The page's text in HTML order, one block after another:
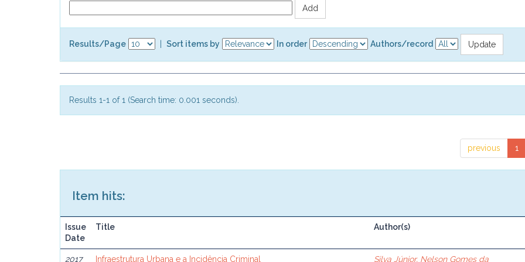
Results/Page Sort items by In order Authors/record
Results 1-1 of 1 (Search time: 0.001 seconds).
previous 1
Item hits:
Issue
Date
Title Author(s)
2017 Infraestrutura Urbana e a Incidência Criminal Silva Júnior, Nelson Gomes da